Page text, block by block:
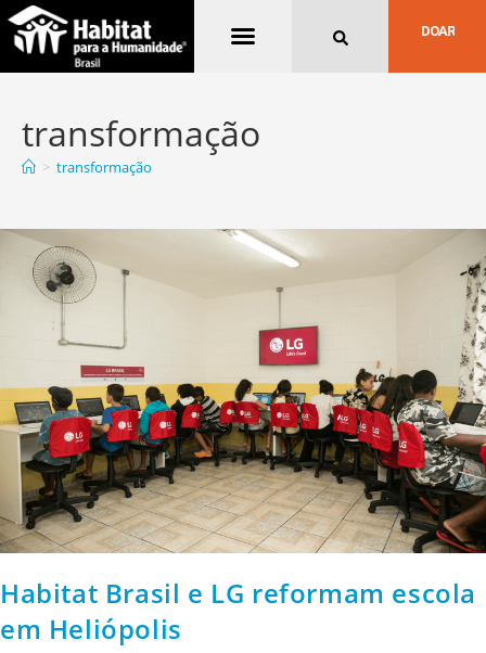
DOAR
transformação
> transformação
Habitat Brasil e LG reformam escola
em Heliópolis